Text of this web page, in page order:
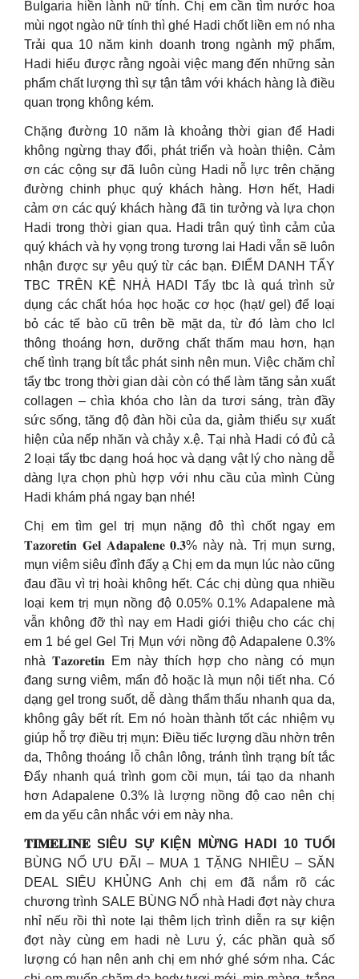
Bulgaria hiền lành nữ tính. Chị em cần tìm nước hoa
mùi ngọt ngào nữ tính thì ghé Hadi chốt liền em nó nha
Trải qua 10 năm kinh doanh trong ngành mỹ phẩm,
Hadi hiểu được rằng ngoài việc mang đến những sản
phẩm chất lượng thì sự tận tâm với khách hàng là điều
quan trọng không kém.
Chặng đường 10 năm là khoảng thời gian để Hadi
không ngừng thay đổi, phát triển và hoàn thiện. Cảm
ơn các cộng sự đã luôn cùng Hadi nỗ lực trên chặng
đường chinh phục quý khách hàng. Hơn hết, Hadi
cảm ơn các quý khách hàng đã tin tưởng và lựa chọn
Hadi trong thời gian qua. Hadi trân quý tình cảm của
quý khách và hy vọng trong tương lai Hadi vẫn sẽ luôn
nhận được sự yêu quý từ các bạn. ĐIỂM DANH TẨY
TBC TRÊN KỆ NHÀ HADI Tẩy tbc là quá trình sử
dụng các chất hóa học hoặc cơ học (hạt/ gel) để loại
bỏ các tế bào cũ trên bề mặt da, từ đó làm cho lcl
thông thoáng hơn, dưỡng chất thấm mau hơn, hạn
chế tình trạng bít tắc phát sinh nên mun. Việc chăm chỉ
tẩy tbc trong thời gian dài còn có thể làm tăng sản xuất
collagen – chìa khóa cho làn da tươi sáng, tràn đầy
sức sống, tăng độ đàn hồi của da, giảm thiểu sự xuất
hiện của nếp nhăn và chảy x.ệ. Tại nhà Hadi có đủ cả
2 loại tẩy tbc dạng hoá học và dạng vật lý cho nàng dễ
dàng lựa chọn phù hợp với nhu cầu của mình Cùng
Hadi khám phá ngay bạn nhé!
Chị em tìm gel trị mụn nặng đô thì chốt ngay em
𝐓𝐚𝐳𝐨𝐫𝐞𝐭𝐢𝐧 𝐆𝐞𝐥 𝐀𝐝𝐚𝐩𝐚𝐥𝐞𝐧𝐞 𝟎.𝟑% này nà. Trị mụn sưng,
mụn viêm siêu đỉnh đấy ạ Chị em da mụn lúc nào cũng
đau đầu vì trị hoài không hết. Các chị dùng qua nhiều
loại kem trị mụn nồng độ 0.05% 0.1% Adapalene mà
vẫn không đỡ thì nay em Hadi giới thiệu cho các chị
em 1 bé gel Gel Trị Mụn với nồng độ Adapalene 0.3%
nhà 𝐓𝐚𝐳𝐨𝐫𝐞𝐭𝐢𝐧 Em này thích hợp cho nàng có mụn
đang sưng viêm, mẩn đỏ hoặc là mụn nội tiết nha. Có
dạng gel trong suốt, dễ dàng thẩm thấu nhanh qua da,
không gây bết rít. Em nó hoàn thành tốt các nhiệm vụ
giúp hỗ trợ điều trị mụn: Điều tiếc lượng dầu nhờn trên
da, Thông thoáng lỗ chân lông, tránh tình trạng bít tắc
Đẩy nhanh quá trình gom cồi mụn, tái tạo da nhanh
hơn Adapalene 0.3% là lượng nồng độ cao nên chị
em da yếu cân nhắc với em này nha.
𝐓𝐈𝐌𝐄𝐋𝐈𝐍𝐄 SIÊU SỰ KIỆN MỪNG HADI 10 TUỔI
BÙNG NỔ ƯU ĐÃI – MUA 1 TẶNG NHIỀU – SĂN
DEAL SIÊU KHỦNG Anh chị em đã nắm rõ các
chương trình SALE BÙNG NỔ nhà Hadi đợt này chưa
nhỉ nếu rồi thì note lại thêm lịch trình diễn ra sự kiện
đợt này cùng em hadi nè Lưu ý, các phần quà số
lượng có hạn nên anh chị em nhớ ghé sớm nha. Các